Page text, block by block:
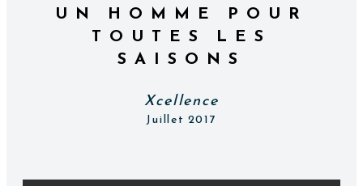
UN HOMME POUR
TOUTES LES
SAISONS
Xcellence
Juillet 2017